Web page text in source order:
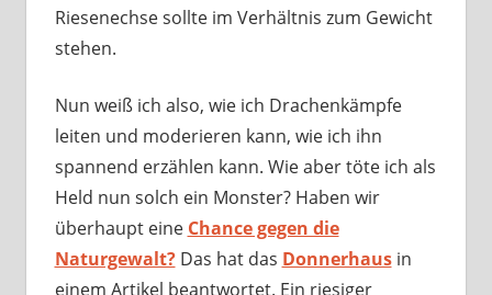
Riesenechse sollte im Verhältnis zum Gewicht
stehen.
Nun weiß ich also, wie ich Drachenkämpfe
leiten und moderieren kann, wie ich ihn
spannend erzählen kann. Wie aber töte ich als
Held nun solch ein Monster? Haben wir
überhaupt eine Chance gegen die
Naturgewalt?Das hat das Donnerhausin
einem Artikel beantwortet. Ein riesiger